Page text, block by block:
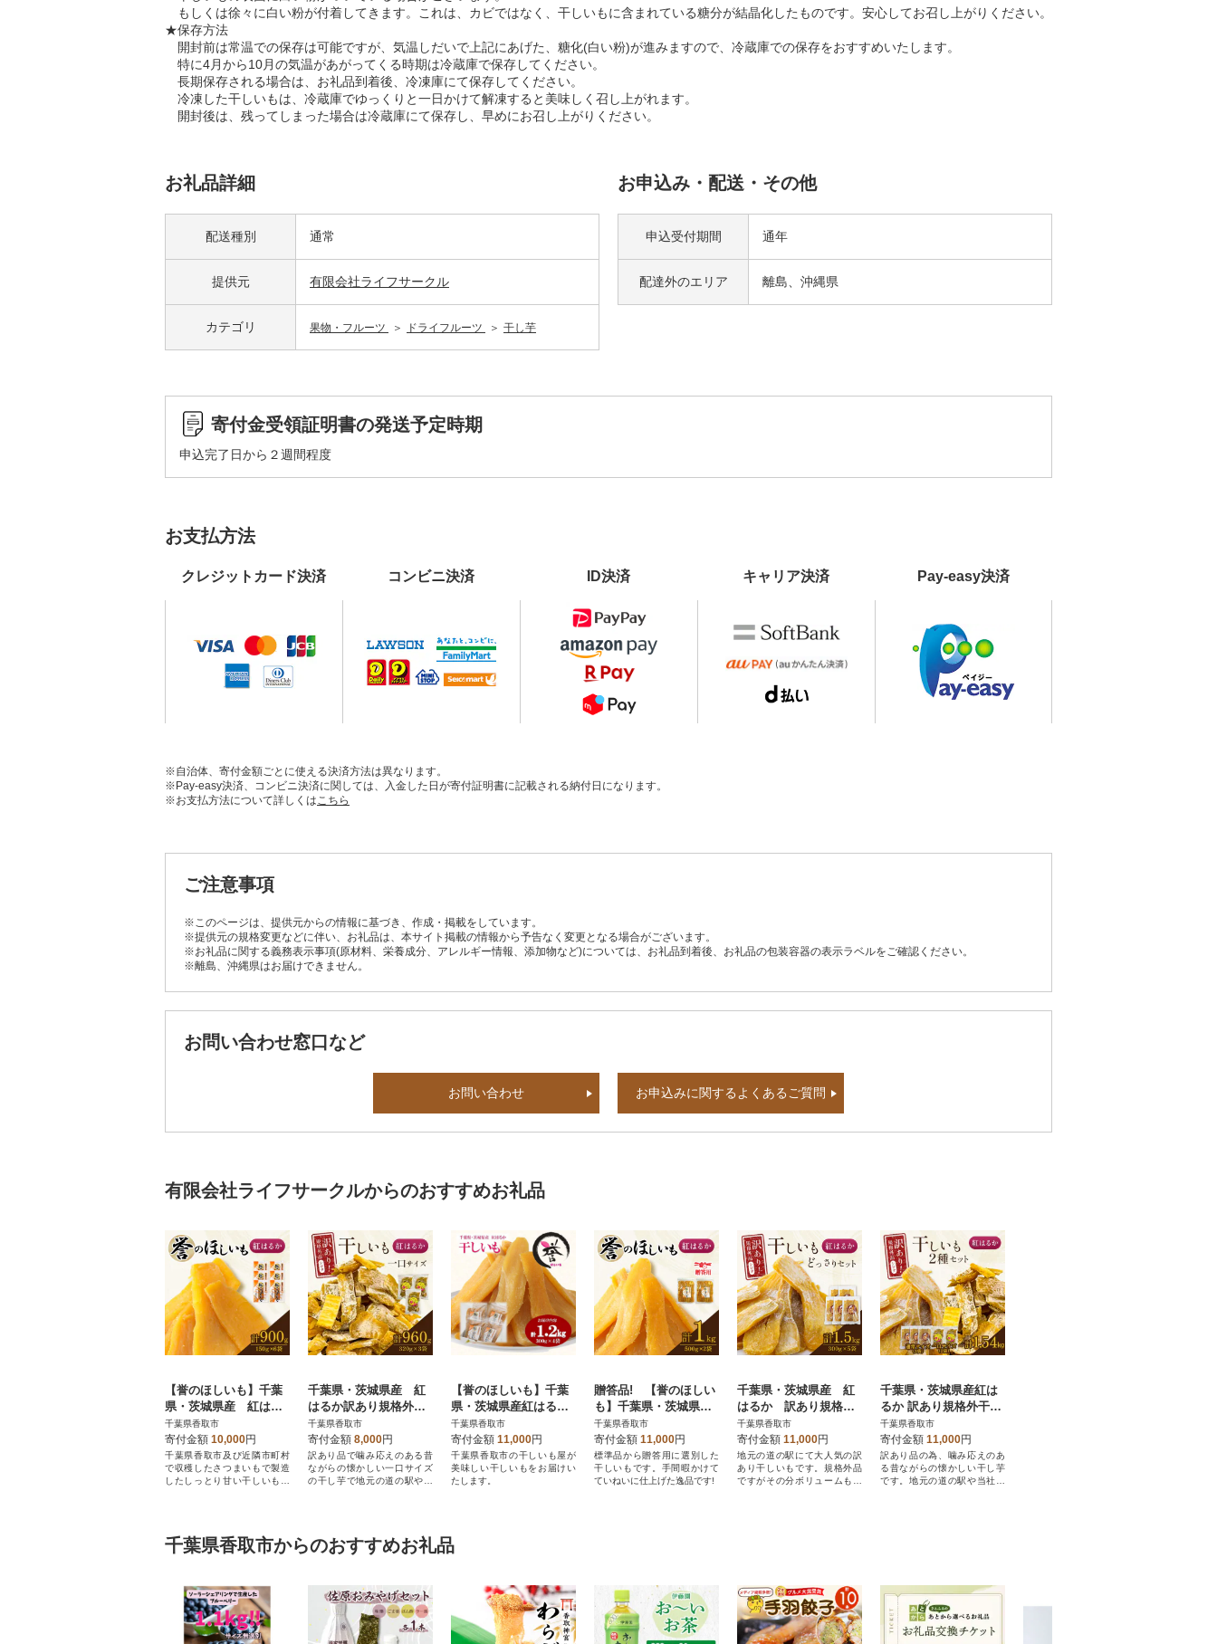
もしくは徐々に白い粉が付着してきます。これは、カビではなく、干しいもに含まれている糖分が結晶化したものです。安心してお召し上がりください。
★保存方法
開封前は常温での保存は可能ですが、気温しだいで上記にあげた、糖化(白い粉)が進みますので、冷蔵庫での保存をおすすめいたします。
特に4月から10月の気温があがってくる時期は冷蔵庫で保存してください。
長期保存される場合は、お礼品到着後、冷凍庫にて保存してください。
冷凍した干しいもは、冷蔵庫でゆっくりと一日かけて解凍すると美味しく召し上がれます。
開封後は、残ってしまった場合は冷蔵庫にて保存し、早めにお召し上がりください。
お礼品詳細
配送種別 通常
提供元 有限会社ライフサークル
カテゴリ 果物・フルーツ ドライフルーツ 干し芋
お申込み・配送・その他
申込受付期間 通年
配達外のエリア 離島、沖縄県
寄付金受領証明書の発送予定時期
申込完了日から２週間程度
お支払方法
クレジットカード決済 コンビニ決済 ID決済 キャリア決済 Pay-easy決済
※自治体、寄付金額ごとに使える決済方法は異なります。
※Pay-easy決済、コンビニ決済に関しては、入金した日が寄付証明書に記載される納付日になります。
※お支払方法について詳しくはこちら
ご注意事項
※このページは、提供元からの情報に基づき、作成・掲載をしています。
※提供元の規格変更などに伴い、お礼品は、本サイト掲載の情報から予告なく変更となる場合がございます。
※お礼品に関する義務表示事項(原材料、栄養成分、アレルギー情報、添加物など)については、お礼品到着後、お礼品の包装容器の表示ラベルをご確認ください。
※離島、沖縄県はお届けできません。
お問い合わせ窓口など
お問い合わせ お申込みに関するよくあるご質問
有限会社ライフサークルからのおすすめお礼品
【誉のほしいも】千葉
県・茨城県産 紅はる
か干しいも 150g×6袋
セット(900g)
千葉県香取市
寄付金額 10,000円
千葉県香取市及び近隣市町村
で収穫したさつまいもで製造
したしっとり甘い干しいもを
千葉県・茨城県産 紅
はるか訳あり規格外干
しいも(シロタ一口サイ
ズ)320g×3袋 (計960g)
千葉県香取市
寄付金額 8,000円
訳あり品で噛み応えのある昔
ながらの懐かしい一口サイズ
の干し芋で地元の道の駅や当
【誉のほしいも】千葉
県・茨城県産紅はるか
干しいも 300g×4袋セ
ット(1200g)
千葉県香取市
寄付金額 11,000円
千葉県香取市の干しいも屋が
美味しい干しいもをお届けい
たします。
贈答品! 【誉のほしい
も】千葉県・茨城県
産 紅はるか干しい
も 500g×2袋 1キ
ロ
千葉県香取市
寄付金額 11,000円
標準品から贈答用に選別した
干しいもです。手間暇かけて
ていねいに仕上げた逸品です!
千葉県・茨城県産 紅
はるか 訳あり規格外
干しいも(シロタ)300g×
5袋(1.5キロ)どっさりセ
ット
千葉県香取市
寄付金額 11,000円
地元の道の駅にて大人気の訳
あり干しいもです。規格外品
ですがその分ボリュームもあ
千葉県・茨城県産紅は
るか 訳あり規格外干し
いも(シロタ2種 計5袋
計1.54kg)どっさりセッ
ト2
千葉県香取市
寄付金額 11,000円
訳あり品の為、噛み応えのあ
る昔ながらの懐かしい干し芋
です。地元の道の駅や当社直
千葉県香取市からのおすすめお礼品